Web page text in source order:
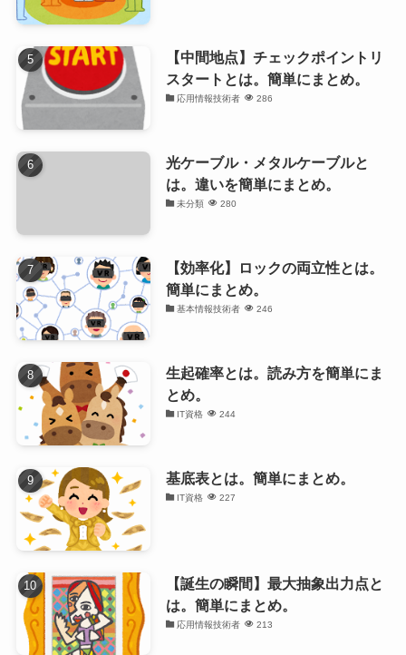
【中間地点】チェックポイントリ
スタートとは。簡単にまとめ。
応用情報技術者 286
光ケーブル・メタルケーブルと
は。違いを簡単にまとめ。
未分類 280
【効率化】ロックの両立性とは。
簡単にまとめ。
基本情報技術者 246
生起確率とは。読み方を簡単にま
とめ。
IT資格 244
基底表とは。簡単にまとめ。
IT資格 227
【誕生の瞬間】最大抽象出力点と
は。簡単にまとめ。
応用情報技術者 213